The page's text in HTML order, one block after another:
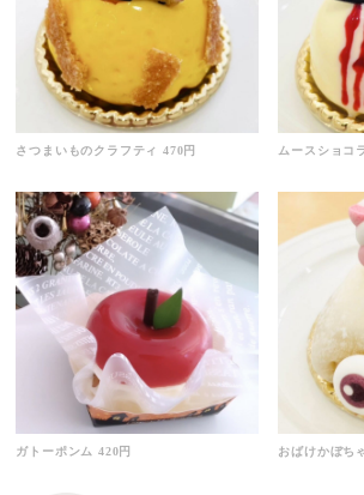
さつまいものクラフティ 470円 ムースショコ
ガトーポンム 420円 おばけかぼち